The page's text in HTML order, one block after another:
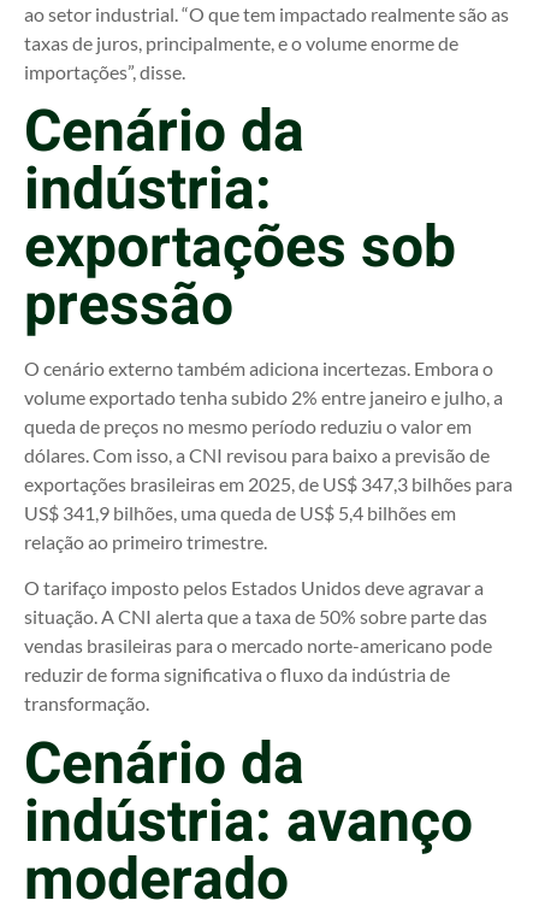
ao setor industrial. “O que tem impactado realmente são as
taxas de juros, principalmente, e o volume enorme de
importações”, disse.
Cenário da
indústria:
exportações sob
pressão
O cenário externo também adiciona incertezas. Embora o
volume exportado tenha subido 2% entre janeiro e julho, a
queda de preços no mesmo período reduziu o valor em
dólares. Com isso, a CNI revisou para baixo a previsão de
exportações brasileiras em 2025, de US$ 347,3 bilhões para
US$ 341,9 bilhões, uma queda de US$ 5,4 bilhões em
relação ao primeiro trimestre.
O tarifaço imposto pelos Estados Unidos deve agravar a
situação. A CNI alerta que a taxa de 50% sobre parte das
vendas brasileiras para o mercado norte-americano pode
reduzir de forma significativa o fluxo da indústria de
transformação.
Cenário da
indústria: avanço
moderado